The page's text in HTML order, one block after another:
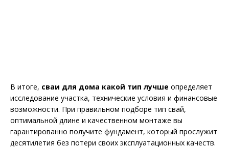
В итоге, сваи для дома какой тип лучше определяет
исследование участка, технические условия и финансовые
возможности. При правильном подборе тип свай,
оптимальной длине и качественном монтаже вы
гарантированно получите фундамент, который прослужит
десятилетия без потери своих эксплуатационных качеств.